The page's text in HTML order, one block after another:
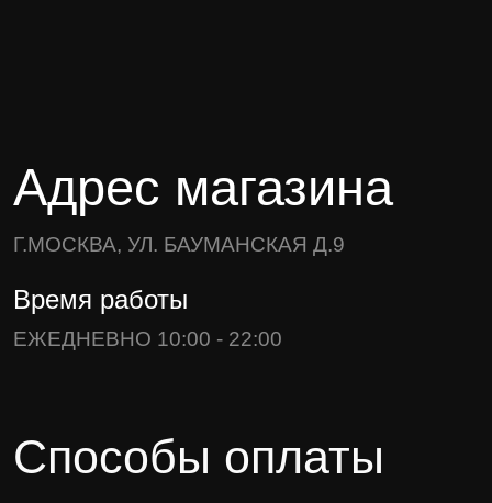
Адрес магазина
Г.МОСКВА, УЛ. БАУМАНСКАЯ Д.9
Время работы
ЕЖЕДНЕВНО 10:00 - 22:00
Способы оплаты